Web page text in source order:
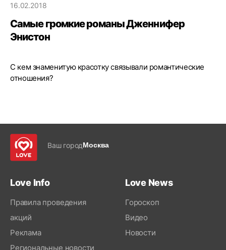
16.02.2018
Самые громкие романы Дженнифер
Энистон
С кем знаменитую красотку связывали романтические
отношения?
Ваш городМосква
Love Info
Правила проведения
акций
Реклама
Региональные новости
Love News
Гороскоп
Видео
Новости